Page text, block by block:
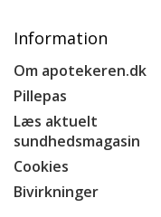
Information
Om apotekeren.dk
Pillepas
Læs aktuelt
sundhedsmagasin
Cookies
Bivirkninger